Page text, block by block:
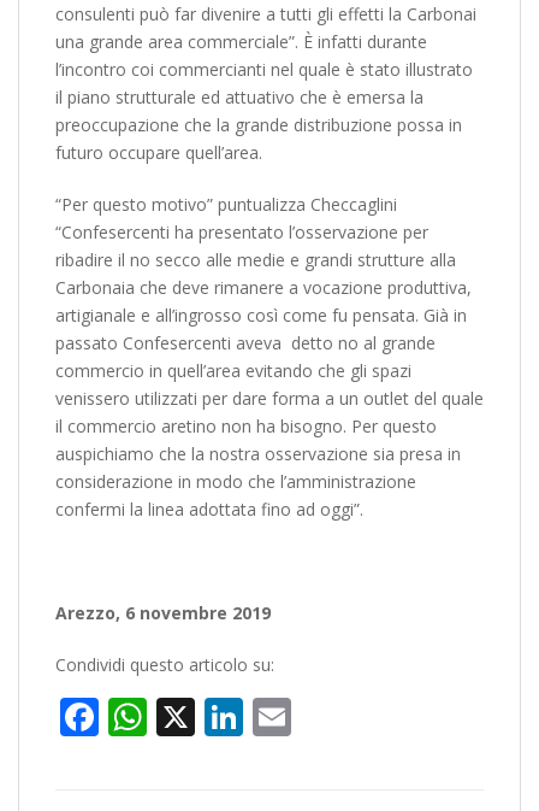
consulenti può far divenire a tutti gli effetti la Carbonai
una grande area commerciale”. È infatti durante
l’incontro coi commercianti nel quale è stato illustrato
il piano strutturale ed attuativo che è emersa la
preoccupazione che la grande distribuzione possa in
futuro occupare quell’area.
“Per questo motivo” puntualizza Checcaglini
“Confesercenti ha presentato l’osservazione per
ribadire il no secco alle medie e grandi strutture alla
Carbonaia che deve rimanere a vocazione produttiva,
artigianale e all’ingrosso così come fu pensata. Già in
passato Confesercenti aveva detto no al grande
commercio in quell’area evitando che gli spazi
venissero utilizzati per dare forma a un outlet del quale
il commercio aretino non ha bisogno. Per questo
auspichiamo che la nostra osservazione sia presa in
considerazione in modo che l’amministrazione
confermi la linea adottata fino ad oggi”.
Arezzo, 6 novembre 2019
Condividi questo articolo su:
Facebook
WhatsApp
X LinkedIn